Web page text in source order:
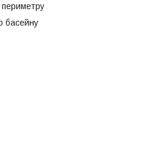
периметру
басейну